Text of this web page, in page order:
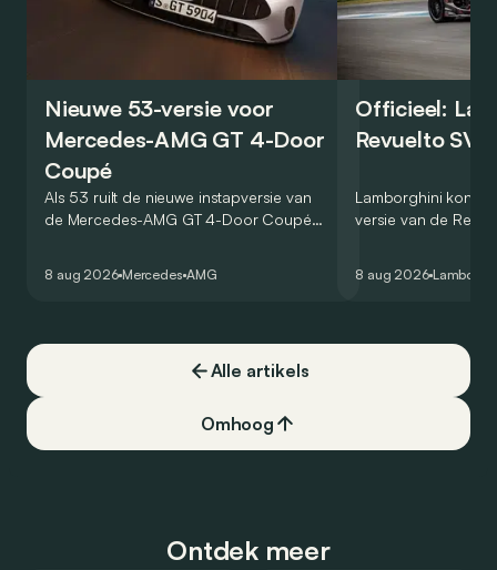
Nieuwe 53-versie voor
Mercedes-AMG GT 4-Door
Coupé
Als 53 ruilt de nieuwe instapversie van
de Mercedes-AMG GT 4-Door Coupé
8 aug 2026 Mercedes AMG
Officieel:
Revuelto SV
Lamborghini
versie van de
een record voor
8 aug 2026
Alle artikels
Omhoog
Ontdek meer